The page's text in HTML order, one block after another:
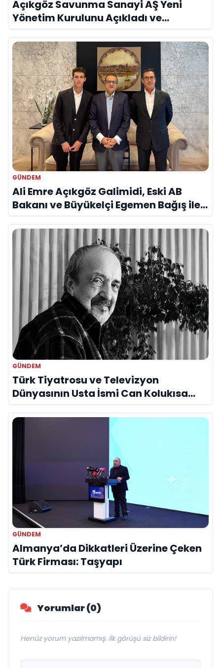
Açıkgöz Savunma Sanayi AŞ Yeni
Yönetim Kurulunu Açıkladı ve
Savunma Sanayinde Küresel Vizyon
Vurgusu
GÜNDEM
Ali Emre Açıkgöz Galimidi, Eski AB
Bakanı ve Büyükelçi Egemen Bağış ile
Bir Araya Geldi
GÜNDEM
Türk Tiyatrosu ve Televizyon
Dünyasının Usta İsmi Can Kolukısa
Hayatını Kaybetti
GÜNDEM
Almanya’da Dikkatleri Üzerine Çeken
Türk Firması: Taşyapı
Yorumlar (0)
Henüz yorum yazılmamış. İlk görüşü siz bildirin!